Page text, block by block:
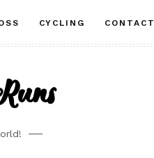
CYCLING CONTACT